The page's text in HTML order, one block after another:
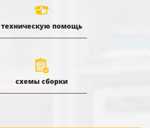
техническую помощь
схемы сборки